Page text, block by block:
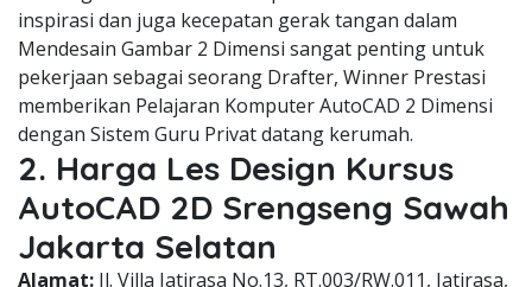
inspirasi dan juga kecepatan gerak tangan dalam
Mendesain Gambar 2 Dimensi sangat penting untuk
pekerjaan sebagai seorang Drafter, Winner Prestasi
memberikan Pelajaran Komputer AutoCAD 2 Dimensi
dengan Sistem Guru Privat datang kerumah.
2. Harga Les Design Kursus
AutoCAD 2D Srengseng Sawah
Jakarta Selatan
Alamat: Jl. Villa Jatirasa No.13, RT.003/RW.011, Jatirasa,